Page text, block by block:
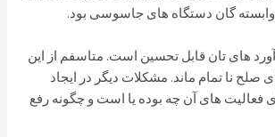
گان دستگاه های جاسوسی بود.
های تان قابل تحسین است. متاسفم از این
صلح نا تمام ماند. مشکلات دیگر در ایجاد
فعالیت های آن چه بوده یا است و چگونه رفع